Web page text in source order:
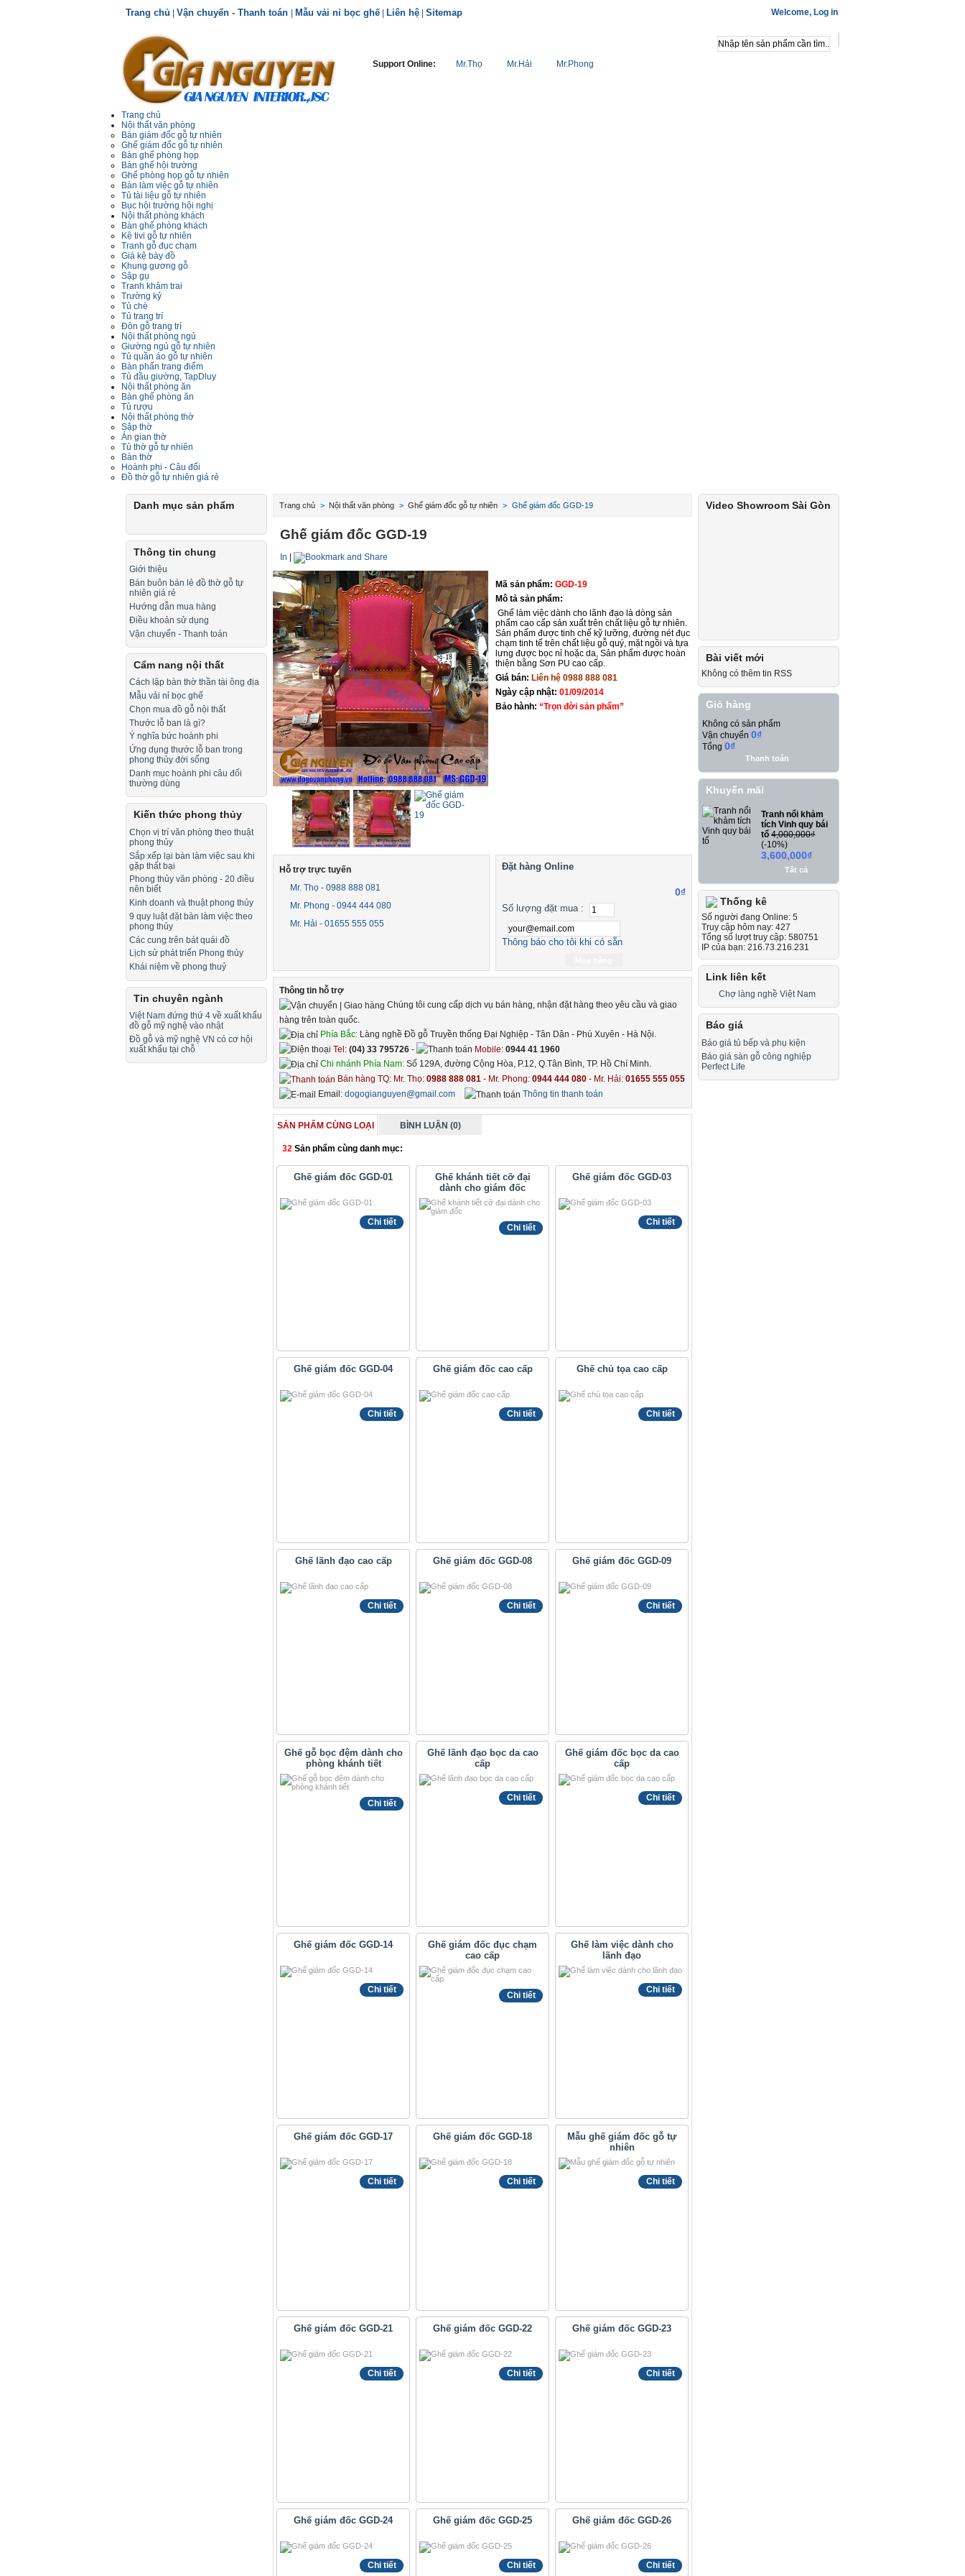
Trang chủ Vận chuyển - Thanh toán Mẫu vải nỉ bọc ghế Liên hệ Sitemap Welcome, Log in
Support Online: Mr.Thọ Mr.Hải Mr.Phong
Trang chủ
Nội thất văn phòng
Bàn giám đốc gỗ tự nhiên
Ghế giám đốc gỗ tự nhiên
Bàn ghế phòng họp
Bàn ghế hội trường
Ghế phòng họp gỗ tự nhiên
Bàn làm việc gỗ tự nhiên
Tủ tài liệu gỗ tự nhiên
Bục hội trường hội nghị
Nội thất phòng khách
Bàn ghế phòng khách
Kệ tivi gỗ tự nhiên
Tranh gỗ đục chạm
Giá kệ bày đồ
Khung gương gỗ
Sập gụ
Tranh khảm trai
Trường kỷ
Tủ chè
Tủ trang trí
Đôn gỗ trang trí
Nội thất phòng ngủ
Giường ngủ gỗ tự nhiên
Tủ quần áo gỗ tự nhiên
Bàn phấn trang điểm
Tủ đầu giường, TapDluy
Nội thất phòng ăn
Bàn ghế phòng ăn
Tủ rượu
Nội thất phòng thờ
Sập thờ
Án gian thờ
Tủ thờ gỗ tự nhiên
Bàn thờ
Hoành phi - Câu đối
Đồ thờ gỗ tự nhiên giá rẻ
Danh mục sản phẩm
Thông tin chung
Giới thiệu
Bán buôn bán lẻ đồ thờ gỗ tự
nhiên giá rẻ
Hướng dẫn mua hàng
Điều khoản sử dụng
Vận chuyển - Thanh toán
Cẩm nang nội thất
Cách lập bàn thờ thần tài ông địa
Mẫu vải nỉ bọc ghế
Chọn mua đồ gỗ nội thất
Thước lỗ ban là gì?
Ý nghĩa bức hoành phi
Ứng dụng thước lỗ ban trong
phong thủy đời sống
Danh mục hoành phi câu đối
thường dùng
Kiến thức phong thủy
Chọn vị trí văn phòng theo thuật
phong thủy
Sắp xếp lại bàn làm việc sau khi
gặp thất bại
Phong thủy văn phòng - 20 điều
nên biết
Kinh doanh và thuật phong thủy
9 quy luật đặt bàn làm việc theo
phong thủy
Các cung trên bát quái đồ
Lịch sử phát triển Phong thủy
Khái niệm về phong thuỷ
Tin chuyên ngành
Việt Nam đứng thứ 4 về xuất khẩu
đồ gỗ mỹ nghệ vào nhật
Đồ gỗ và mỹ nghệ VN có cơ hội
xuất khẩu tại chỗ
Trang chủ > Nội thất văn phòng > Ghế giám đốc gỗ tự nhiên > Ghế giám đốc GGD-19
Ghế giám đốc GGD-19
In
Mã sản phẩm: GGD-19
Mô tả sản phẩm:
Ghế làm việc dành cho lãnh đạo là dòng sản
phẩm cao cấp sản xuất trên chất liệu gỗ tự nhiên.
Sản phẩm được tinh chế kỹ lưỡng, đường nét đục
chạm tinh tế trên chất liệu gỗ quý, mặt ngồi và tựa
lưng được bọc nỉ hoặc da, Sản phẩm được hoàn
thiện bằng Sơn PU cao cấp.
Giá bán: Liên hệ 0988 888 081
Ngày cập nhật: 01/09/2014
Bảo hành: “Trọn đời sản phẩm”
Hỗ trợ trực tuyến
Mr. Thọ - 0988 888 081
Mr. Phong - 0944 444 080
Mr. Hải - 01655 555 055
Đặt hàng Online
0₫
Số lượng đặt mua :
Thông báo cho tôi khi có sẵn
Thông tin hỗ trợ
Chúng tôi cung cấp dịch vụ bán hàng, nhận đặt hàng theo yêu cầu và giao
hàng trên toàn quốc.
Phía Bắc: Làng nghề Đồ gỗ Truyền thống Đại Nghiệp - Tân Dân - Phú Xuyên - Hà Nội.
Tel: (04) 33 795726 - Mobile: 0944 41 1960
Chi nhánh Phía Nam: Số 129A, đường Cộng Hòa, P.12, Q.Tân Bình, TP. Hồ Chí Minh.
Bán hàng TQ: Mr. Thọ: 0988 888 081 - Mr. Phong: 0944 444 080 - Mr. Hải: 01655 555 055
Email: dogogianguyen@gmail.com Thông tin thanh toán
SẢN PHẨM CÙNG LOẠI BÌNH LUẬN (0)
32 Sản phẩm cùng danh mục:
Ghế giám đốc GGD-01
Chi tiết
Ghế khánh tiết cỡ đại
dành cho giám đốc
Chi tiết
Ghế giám đốc GGD-03
Chi tiết
Ghế giám đốc GGD-04
Chi tiết
Ghế giám đốc cao cấp
Chi tiết
Ghế chủ tọa cao cấp
Chi tiết
Ghế lãnh đạo cao cấp
Chi tiết
Ghế giám đốc GGD-08
Chi tiết
Ghế giám đốc GGD-09
Chi tiết
Ghế gỗ bọc đệm dành cho
phòng khánh tiết
Chi tiết
Ghế lãnh đạo bọc da cao
cấp
Chi tiết
Ghế giám đốc bọc da cao
cấp
Chi tiết
Ghế giám đốc GGD-14
Chi tiết
Ghế giám đốc đục chạm
cao cấp
Chi tiết
Ghế làm việc dành cho
lãnh đạo
Chi tiết
Ghế giám đốc GGD-17
Chi tiết
Ghế giám đốc GGD-18
Chi tiết
Mẫu ghế giám đốc gỗ tự
nhiên
Chi tiết
Ghế giám đốc GGD-21
Chi tiết
Ghế giám đốc GGD-22
Chi tiết
Ghế giám đốc GGD-23
Chi tiết
Ghế giám đốc GGD-24
Chi tiết
Ghế giám đốc GGD-25
Chi tiết
Ghế giám đốc GGD-26
Chi tiết
Video Showroom Sài Gòn
Bài viết mới
Không có thêm tin RSS
Giỏ hàng
Không có sản phẩm
Vận chuyển 0₫
Tổng 0₫
Thanh toán
Khuyến mãi
Tranh nổi khảm
tích Vinh quy bái
tổ 4,000,000₫
(-10%)
3,600,000₫
Tất cả
Thống kê
Số người đang Online: 5
Truy cập hôm nay: 427
Tổng số lượt truy cập: 580751
IP của bạn: 216.73.216.231
Link liên kết
Chợ làng nghề Việt Nam
Báo giá
Báo giá tủ bếp và phụ kiện
Báo giá sàn gỗ công nghiệp
Perfect Life